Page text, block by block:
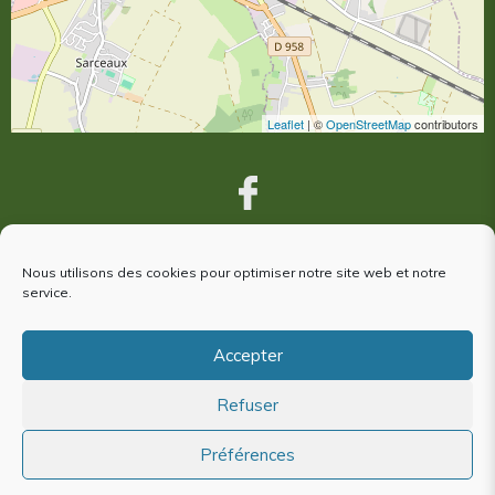
Nous utilisons des cookies pour optimiser notre site web et notre
service.
Accepter
Refuser
Préférences
Leaflet | ©OpenStreetMapcontributors
VOUS ÊTES VENUS À ARGENTAN,
Plan du site
Politique de cookies (EU)